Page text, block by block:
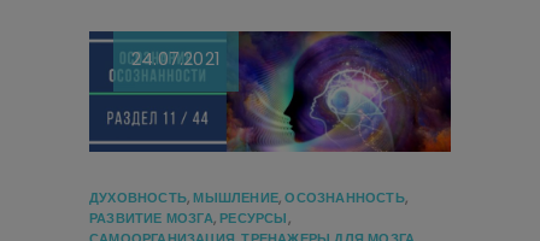
24.07.2021
ДУХОВНОСТЬ,МЫШЛЕНИЕ,ОСОЗНАННОСТЬ,
РАЗВИТИЕ МОЗГА,РЕСУРСЫ,